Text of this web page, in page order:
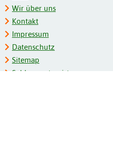
Wir über uns
Kontakt
Impressum
Datenschutz
Sitemap
Schlagwortregister